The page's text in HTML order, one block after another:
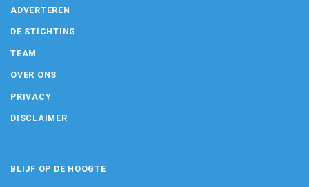
ADVERTEREN
DE STICHTING
TEAM
OVER ONS
PRIVACY
DISCLAIMER
BLIJF OP DE HOOGTE